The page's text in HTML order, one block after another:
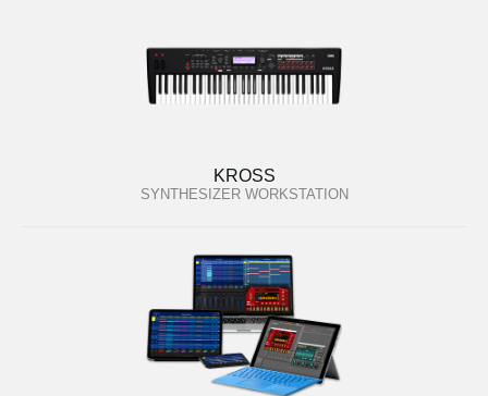
KROSS
SYNTHESIZER WORKSTATION